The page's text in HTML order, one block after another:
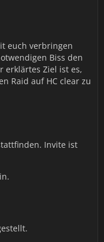
euch verbringen
Biss den
erklärtes Ziel ist es,
Raid auf HC clear zu
Invite ist